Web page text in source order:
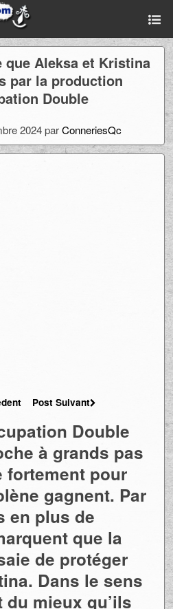
que Aleksa et Kristina
par la production
Double
2024 parConneriesQc
Post Suivant
Double
à grands pas
fortement pour
gagnent. Par
en plus de
que la
de protéger
Dans le sens
mieux qu’ils